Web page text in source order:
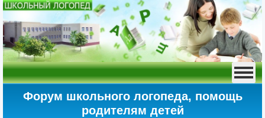
Форум школьного логопеда, помощь
родителям детей